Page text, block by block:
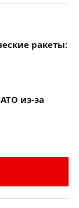
ракеты:
из-за